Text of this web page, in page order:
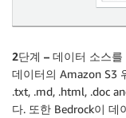
2단계 – 데이터 소스
데이터의 Amazon S3
.txt, .md, .html, .doc
다. 또한 Bedrock이 데